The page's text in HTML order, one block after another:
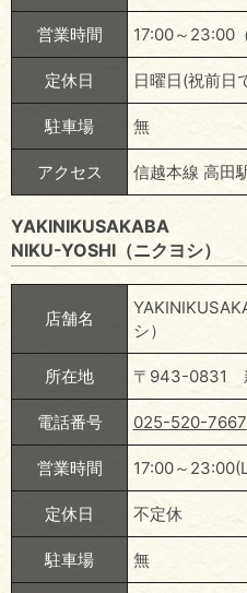
営業時間 17:00～23:00
定休日 日曜日(祝前日
駐車場 無
アクセス 信越本線 高田
YAKINIKUSAKABA
NIKU-YOSHI（ニクヨシ）
店舗名
シ）
所在地 〒943-0831
電話番号 025-520-7667
営業時間 17:00～
定休日 不定休
駐車場 無